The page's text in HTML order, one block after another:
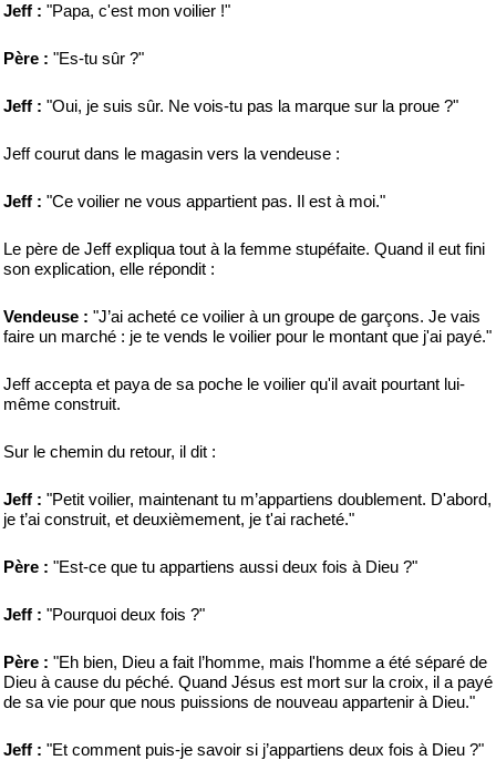
Jeff : "Papa, c'est mon voilier !"
Père : "Es-tu sûr ?"
Jeff : "Oui, je suis sûr. Ne vois-tu pas la marque sur la proue ?"
Jeff courut dans le magasin vers la vendeuse :
Jeff : "Ce voilier ne vous appartient pas. Il est à moi."
Le père de Jeff expliqua tout à la femme stupéfaite. Quand il eut fini
son explication, elle répondit :
Vendeuse : "J’ai acheté ce voilier à un groupe de garçons. Je vais
faire un marché : je te vends le voilier pour le montant que j'ai payé."
Jeff accepta et paya de sa poche le voilier qu'il avait pourtant lui-
même construit.
Sur le chemin du retour, il dit :
Jeff : "Petit voilier, maintenant tu m’appartiens doublement. D'abord,
je t’ai construit, et deuxièmement, je t'ai racheté."
Père : "Est-ce que tu appartiens aussi deux fois à Dieu ?"
Jeff : "Pourquoi deux fois ?"
Père : "Eh bien, Dieu a fait l’homme, mais l'homme a été séparé de
Dieu à cause du péché. Quand Jésus est mort sur la croix, il a payé
de sa vie pour que nous puissions de nouveau appartenir à Dieu."
Jeff : "Et comment puis-je savoir si j’appartiens deux fois à Dieu ?"